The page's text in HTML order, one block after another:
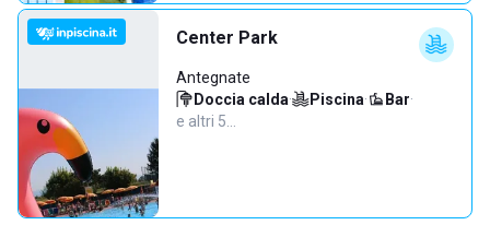
Center Park
Antegnate
Doccia calda· Piscina· Bar·
e altri 5…